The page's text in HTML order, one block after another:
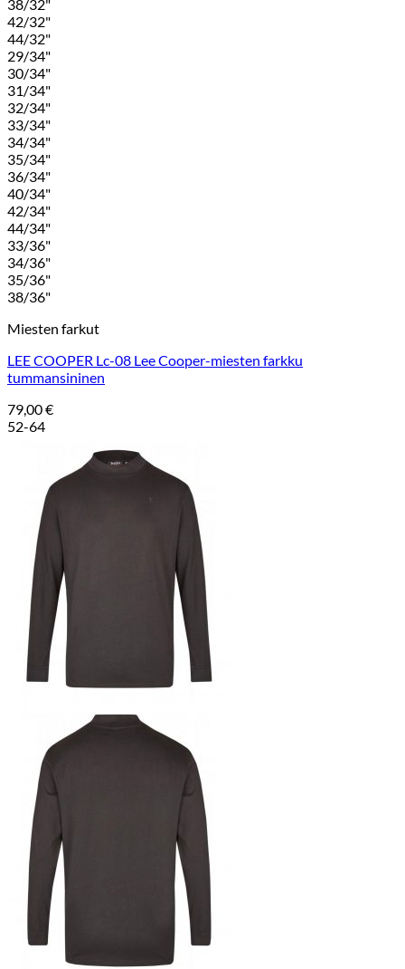
38/32"
42/32"
44/32"
29/34"
30/34"
31/34"
32/34"
33/34"
34/34"
35/34"
36/34"
40/34"
42/34"
44/34"
33/36"
34/36"
35/36"
38/36"
Miesten farkut
LEE COOPER Lc-08 Lee Cooper-miesten farkku
tummansininen
79,00€
52-64